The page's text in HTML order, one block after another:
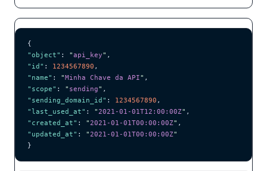
{
"object" : "api_key" ,
"id" : 1234567890 ,
"name" : "Minha Chave da API" ,
"scope" : " sending" ,
"sending_domain_id" : 1234567890 ,
"last_used_at" : "2021-01-01T12:00:00Z" ,
"created_at" : "2021-01-01T00:00:00Z" ,
"updated_at" : "2021-01-01T00:00:00Z"
}